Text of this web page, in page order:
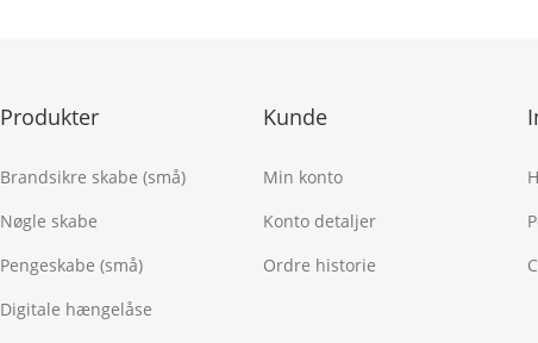
Produkter
Brandsikre skabe (små)
Nøgle skabe
Pengeskabe (små)
Digitale hængelåse
Kunde
Min konto
Konto detaljer
Ordre historie